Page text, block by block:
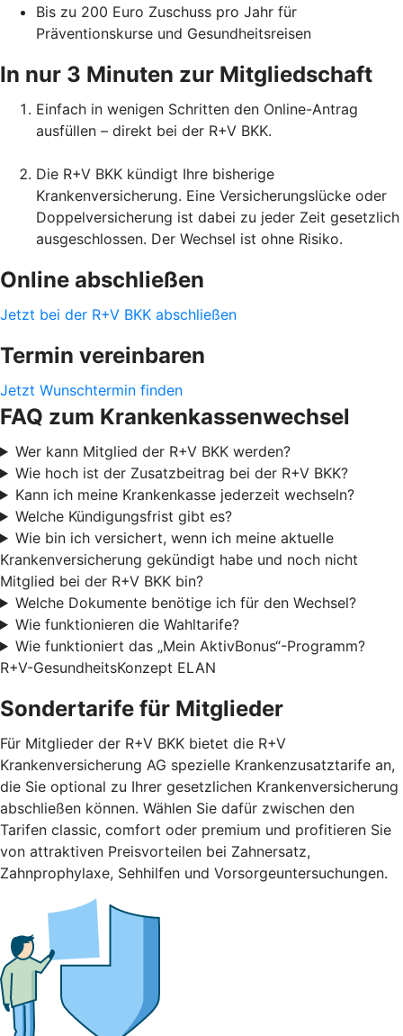
Bis zu 200 Euro Zuschuss pro Jahr für
Präventionskurse und Gesundheitsreisen
In nur 3 Minuten zur Mitgliedschaft
Einfach in wenigen Schritten den Online-Antrag
ausfüllen – direkt bei der R+V BKK.
Die R+V BKK kündigt Ihre bisherige
Krankenversicherung. Eine Versicherungslücke oder
Doppelversicherung ist dabei zu jeder Zeit gesetzlich
ausgeschlossen. Der Wechsel ist ohne Risiko.
Online abschließen
Jetzt bei der R+V BKK abschließen
Termin vereinbaren
Jetzt Wunschtermin finden
FAQ zum Krankenkassenwechsel
Wer kann Mitglied der R+V BKK werden?
Wie hoch ist der Zusatzbeitrag bei der R+V BKK?
Kann ich meine Krankenkasse jederzeit wechseln?
Welche Kündigungsfrist gibt es?
Wie bin ich versichert, wenn ich meine aktuelle
Krankenversicherung gekündigt habe und noch nicht
Mitglied bei der R+V BKK bin?
Welche Dokumente benötige ich für den Wechsel?
Wie funktionieren die Wahltarife?
Wie funktioniert das „Mein AktivBonus“-Programm?
R+V-GesundheitsKonzept ELAN
Sondertarife für Mitglieder
Für Mitglieder der R+V BKK bietet die R+V
Krankenversicherung AG spezielle Krankenzusatztarife an,
die Sie optional zu Ihrer gesetzlichen Krankenversicherung
abschließen können. Wählen Sie dafür zwischen den
Tarifen classic, comfort oder premium und profitieren Sie
von attraktiven Preisvorteilen bei Zahnersatz,
Zahnprophylaxe, Sehhilfen und Vorsorgeuntersuchungen.